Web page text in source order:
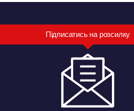
Підписатись на розсилку